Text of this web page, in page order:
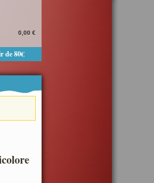
0,00 €
de 80€